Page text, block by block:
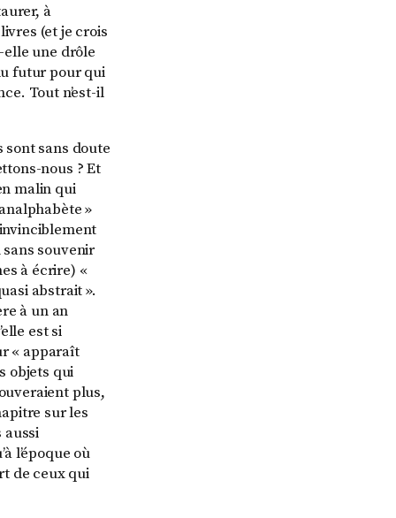
à
(et je crois
elle une drôle
futur pour qui
Tout n’est-il
sont sans doute
nous ? Et
malin qui
»
invinciblement
souvenir
à écrire) «
abstrait ».
à un an
est si
« apparaît
objets qui
plus,
sur les
aussi
l’époque où
de ceux qui